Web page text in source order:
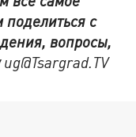
поделиться с
вопросы,
ug@Tsargrad.TV